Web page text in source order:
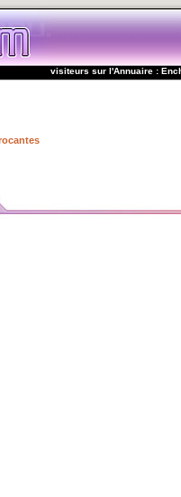
visiteurs sur l'Annuaire :